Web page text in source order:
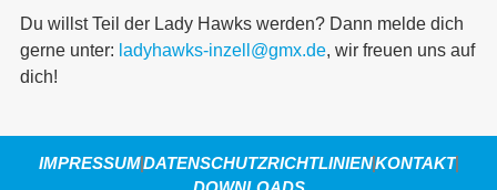
Du willst Teil der Lady Hawks werden? Dann melde dich
gerne unter: ladyhawks-inzell@gmx.de, wir freuen uns auf
dich!
IMPRESSUMDATENSCHUTZRICHTLINIENKONTAKT